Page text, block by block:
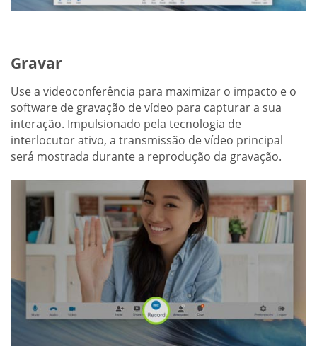
Gravar
Use a videoconferência para maximizar o impacto e o
software de gravação de vídeo para capturar a sua
interação. Impulsionado pela tecnologia de
interlocutor ativo, a transmissão de vídeo principal
será mostrada durante a reprodução da gravação.